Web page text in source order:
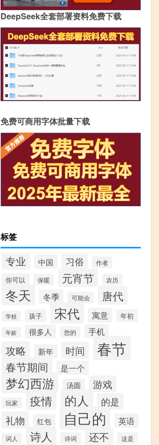
DeepSeek全套部署资料免费下载
免费可商用字体批量下载
标签
专业 中国 习俗 作者
你可以 保暖 元宵节 农历
冬天 冬季 可能会 唐代
学校 孩子 宋代 寓意 年初
年龄 很多人 您的 手机
攻略 新年 时间 春节
春节期间 是一个
梦幻西游 汤圆 游戏
玩家 疫情 的人 的是
礼物 红包 自己的 英语
词人 诗人 诗词 还不 这是